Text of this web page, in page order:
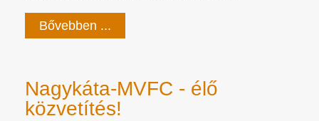
Bővebben ...
Nagykáta-MVFC - élő
közvetítés!